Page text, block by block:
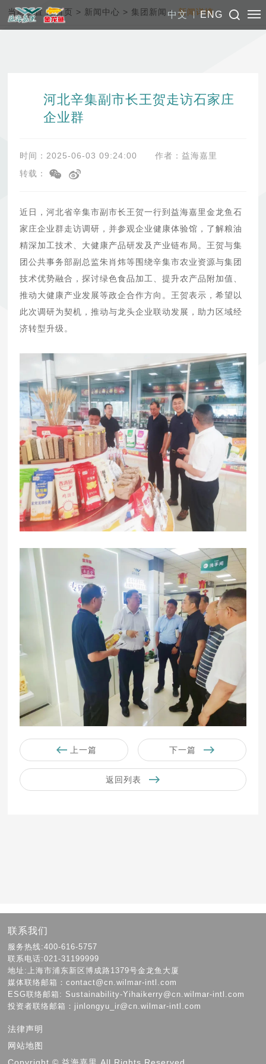
中文 ENG
当前位置：首页 > 新闻中心 > 集团新闻 > 新闻详情
河北辛集副市长王贺走访石家庄
企业群
时间：2025-06-03 09:24:00
作者：益海嘉里
转载：
近日，河北省辛集市副市长王贺一行到益海嘉里金龙鱼石
家庄企业群走访调研，并参观企业健康体验馆，了解粮油
精深加工技术、大健康产品研发及产业链布局。王贺与集
团公共事务部副总监朱肖炜等围绕辛集市农业资源与集团
技术优势融合，探讨绿色食品加工、提升农产品附加值、
推动大健康产业发展等政企合作方向。王贺表示，希望以
此次调研为契机，推动与龙头企业联动发展，助力区域经
济转型升级。
上一篇 下一篇
返回列表
联系我们
服务热线:400-616-5757
联系电话:021-31199999
地址:上海市浦东新区博成路1379号金龙鱼大厦
媒体联络邮箱：contact@cn.wilmar-intl.com
ESG联络邮箱: Sustainability-Yihaikerry@cn.wilmar-intl.com
投资者联络邮箱：jinlongyu_ir@cn.wilmar-intl.com
法律声明
网站地图